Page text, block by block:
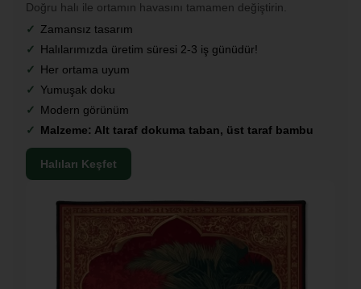
Doğru halı ile ortamın havasını tamamen değiştirin.
Zamansız tasarım
Halılarımızda üretim süresi 2-3 iş günüdür!
Her ortama uyum
Yumuşak doku
Modern görünüm
Malzeme: Alt taraf dokuma taban, üst taraf bambu
Halıları Keşfet